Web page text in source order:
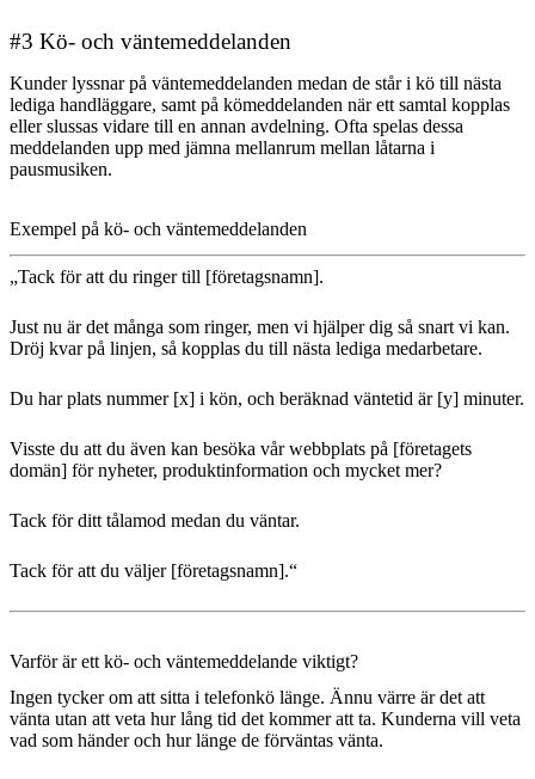
#3 Kö- och väntemeddelanden
Kunder lyssnar på väntemeddelanden medan de står i kö till nästa
lediga handläggare, samt på kömeddelanden när ett samtal kopplas
eller slussas vidare till en annan avdelning. Ofta spelas dessa
meddelanden upp med jämna mellanrum mellan låtarna i
pausmusiken.
Exempel på kö- och väntemeddelanden
„Tack för att du ringer till [företagsnamn].
Just nu är det många som ringer, men vi hjälper dig så snart vi kan.
Dröj kvar på linjen, så kopplas du till nästa lediga medarbetare.
Du har plats nummer [x] i kön, och beräknad väntetid är [y] minuter.
Visste du att du även kan besöka vår webbplats på [företagets
domän] för nyheter, produktinformation och mycket mer?
Tack för ditt tålamod medan du väntar.
Tack för att du väljer [företagsnamn].“
Varför är ett kö- och väntemeddelande viktigt?
Ingen tycker om att sitta i telefonkö länge. Ännu värre är det att
vänta utan att veta hur lång tid det kommer att ta. Kunderna vill veta
vad som händer och hur länge de förväntas vänta.